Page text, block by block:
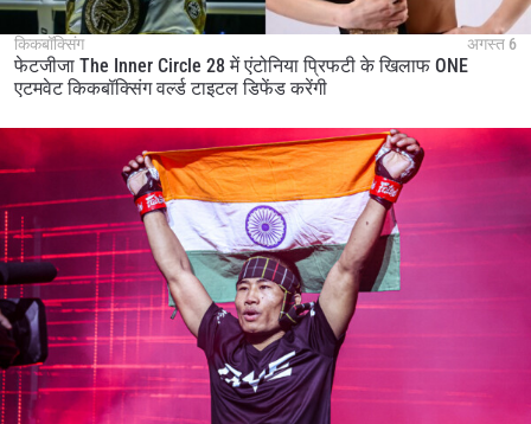
किकबॉक्सिंग अगस्त 6
फेटजीजा The Inner Circle 28 में एंटोनिया प्रिफटी के खिलाफ ONE
एटमवेट किकबॉक्सिंग वर्ल्ड टाइटल डिफेंड करेंगी